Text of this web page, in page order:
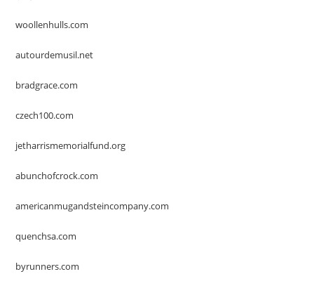
woollenhulls.com
autourdemusil.net
bradgrace.com
czech100.com
jetharrismemorialfund.org
abunchofcrock.com
americanmugandsteincompany.com
quenchsa.com
byrunners.com